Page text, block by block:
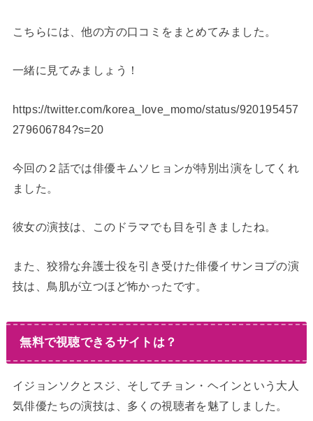
こちらには、他の方の口コミをまとめてみました。
一緒に見てみましょう！
https://twitter.com/korea_love_momo/status/920195457
279606784?s=20
今回の２話では俳優キムソヒョンが特別出演をしてくれ
ました。
彼女の演技は、このドラマでも目を引きましたね。
また、狡猾な弁護士役を引き受けた俳優イサンヨプの演
技は、鳥肌が立つほど怖かったです。
無料で視聴できるサイトは？
イジョンソクとスジ、そしてチョン・ヘインという大人
気俳優たちの演技は、多くの視聴者を魅了しました。